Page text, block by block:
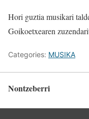
Hori guztia musikari
Goikoetxearen
Categories: MUSIKA
Nontzeberri